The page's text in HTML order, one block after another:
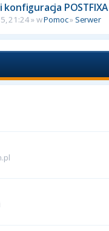
POSTFIXA
21:24 » wPomoc» Serwer